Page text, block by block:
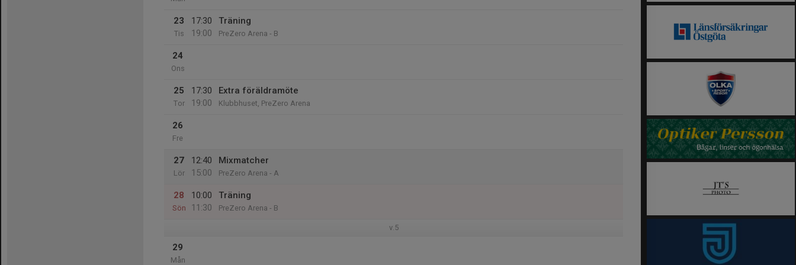
23
Tis
17:30
19:00
Träning
PreZero Arena - B
24
Ons
25
Tor
17:30
19:00
Extra föräldramöte
Klubbhuset, PreZero Arena
26
Fre
27
Lör
12:40
15:00
Mixmatcher
PreZero Arena - A
28
Sön
10:00
11:30
Träning
PreZero Arena - B
v.5
29
Mån